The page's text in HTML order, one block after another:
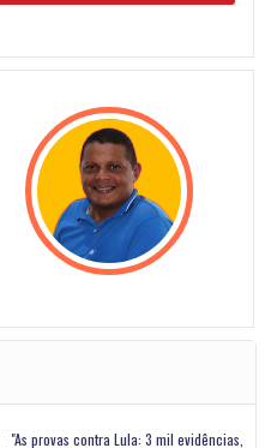
"As provas contra Lula: 3 mil evidências,